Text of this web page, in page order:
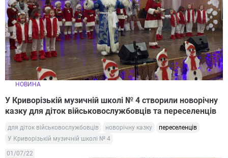
НОВИНА
У Криворізькій музичній школі № 4 створили новорічну
казку для діток військовослужбовців та переселенців
для діток військовослужбовців новорічну казку
переселенців
У Криворізькій музичній школі № 4
01/07/22